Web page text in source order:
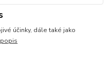
účinky, dále také jako